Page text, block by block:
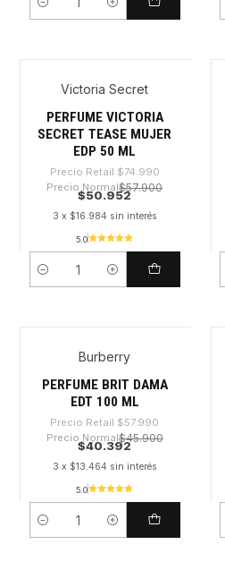
Cantidad
-32%Victoria Secret
PERFUME VICTORIA
SECRET TEASE MUJER
EDP 50 ML
Precio Retail $74.990
Precio Normal$57.900
$50.952
3 x $16.984 sin interés
5.0
Cantidad
Burberry
PERFUME BRIT DAMA
EDT 100 ML
Precio Retail $57.990
Precio Normal$45.900
$40.392
3 x $13.464 sin interés
5.0
Cantidad